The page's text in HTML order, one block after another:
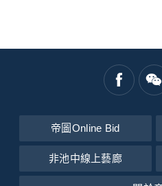
帝圖Online Bid
非池中線上藝廊